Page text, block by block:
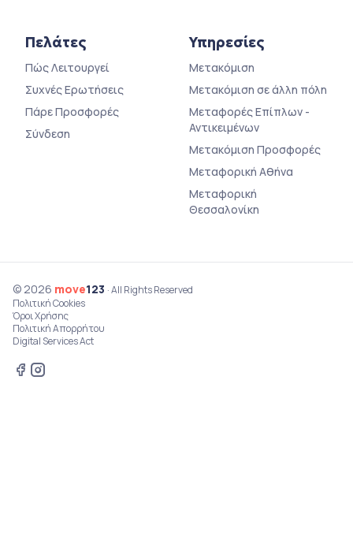
Πελάτες
Πώς Λειτουργεί
Συχνές Ερωτήσεις
Πάρε Προσφορές
Σύνδεση
Υπηρεσίες
Μετακόμιση
Μετακόμιση σε άλλη πόλη
Μεταφορές Επίπλων -
Αντικειμένων
Μετακόμιση Προσφορές
Μεταφορική Αθήνα
Μεταφορική
Θεσσαλονίκη
© 2026 move123 · All Rights Reserved
Πολιτική Cookies
Όροι Χρήσης
Πολιτική Απορρήτου
Digital Services Act